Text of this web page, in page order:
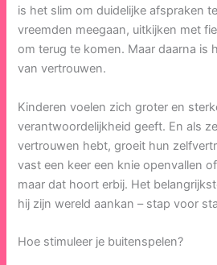
is het slim om duidelijke afspraken
vreemden meegaan, uitkijken met
om terug te komen. Maar daarna is
van vertrouwen.
Kinderen voelen zich groter en
verantwoordelijkheid geeft. En als
vertrouwen hebt, groeit hun
vast een keer een knie openvallen
maar dat hoort erbij. Het
hij zijn wereld aankan – stap voor
Hoe stimuleer je buitenspelen?